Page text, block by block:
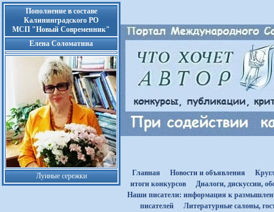
Пополнение в составе
Калининградского РО
МСП "Новый Современник"
Елена Соломатина
Лунные сережки Главная Новости и объявления
итоги конкурсов
Диалоги, дискуссии,
Наши писатели: информация к
писателей
Литературные салоны,